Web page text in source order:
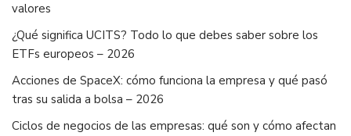
valores
¿Qué significa UCITS? Todo lo que debes saber sobre los
ETFs europeos – 2026
Acciones de SpaceX: cómo funciona la empresa y qué pasó
tras su salida a bolsa – 2026
Ciclos de negocios de las empresas: qué son y cómo afectan